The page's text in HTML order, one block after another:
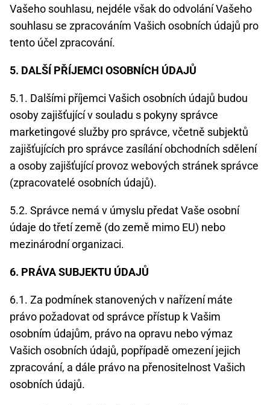
Vašeho souhlasu, nejdéle však do odvolání Vašeho
souhlasu se zpracováním Vašich osobních údajů pro
tento účel zpracování.
5. DALŠÍ PŘÍJEMCI OSOBNÍCH ÚDAJŮ
5.1. Dalšími příjemci Vašich osobních údajů budou
osoby zajišťující v souladu s pokyny správce
marketingové služby pro správce, včetně subjektů
zajišťujících pro správce zasílání obchodních sdělení
a osoby zajišťující provoz webových stránek správce
(zpracovatelé osobních údajů).
5.2. Správce nemá v úmyslu předat Vaše osobní
údaje do třetí země (do země mimo EU) nebo
mezinárodní organizaci.
6. PRÁVA SUBJEKTU ÚDAJŮ
6.1. Za podmínek stanovených v nařízení máte
právo požadovat od správce přístup k Vašim
osobním údajům, právo na opravu nebo výmaz
Vašich osobních údajů, popřípadě omezení jejich
zpracování, a dále právo na přenositelnost Vašich
osobních údajů.